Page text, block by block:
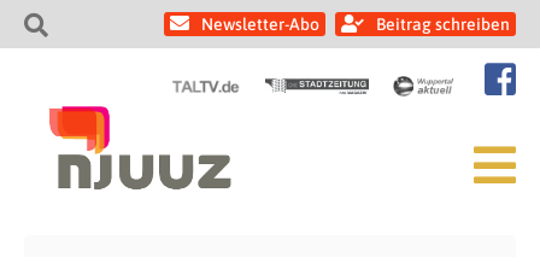
Newsletter-Abo Beitrag schreiben